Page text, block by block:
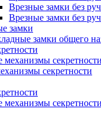
Врезные замки без
Врезные замки без
замки
замки общего
механизмы секретности
секретности
механизмы секретности